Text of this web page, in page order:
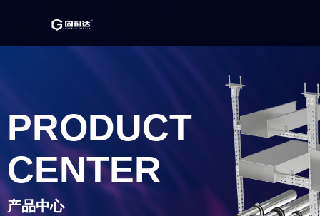
PRODUCT
CENTER
产品中心